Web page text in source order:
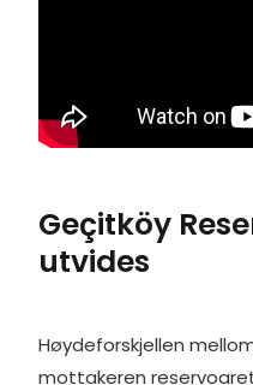
Geçitköy
utvides
Høydeforskjellen
mottakeren